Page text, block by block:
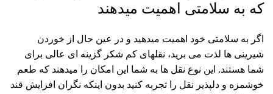
که به سلامتی اهمیت میدهند
اگر به سلامتی خود اهمیت میدهید و در عین حال از خوردن
شیرینی ها لذت می برید، نقلهای کم شکر گزینه ای عالی برای
شما هستند. این نوع نقل ها به شما این امکان را میدهند که طعم
خوشمزه و دلپذیر نقل را تجربه کنید بدون اینکه نگران افزایش قند